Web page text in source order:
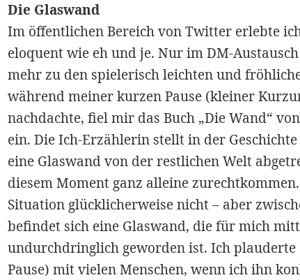
Die Glaswand
Im öffentlichen Bereich von Twitter erlebte
eloquent wie eh und je. Nur im DM-
mehr zu den spielerisch leichten und
während meiner kurzen Pause (kleiner
nachdachte, fiel mir das Buch „Die Wand“
ein. Die Ich-Erzählerin stellt in der
eine Glaswand von der restlichen Welt
diesem Moment ganz alleine
Situation glücklicherweise nicht – aber
befindet sich eine Glaswand, die für mich
undurchdringlich geworden ist. Ich
Pause) mit vielen Menschen, wenn ich ihn